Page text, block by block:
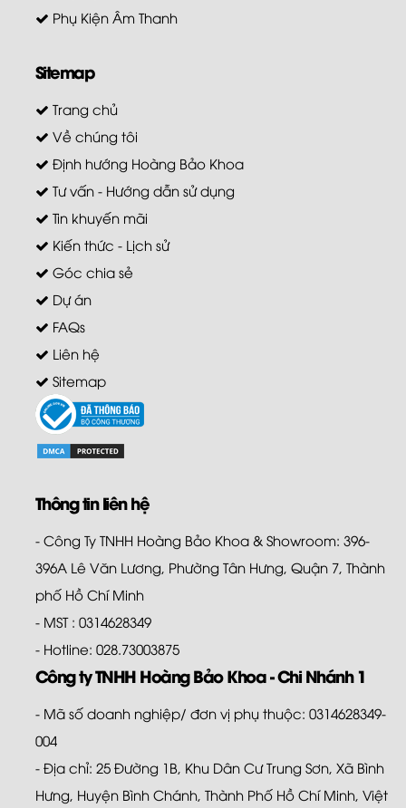
Phụ Kiện Âm Thanh
Sitemap
Trang chủ
Về chúng tôi
Định hướng Hoàng Bảo Khoa
Tư vấn - Hướng dẫn sử dụng
Tin khuyến mãi
Kiến thức - Lịch sử
Góc chia sẻ
Dự án
FAQs
Liên hệ
Sitemap
Thông tin liên hệ
- Công Ty TNHH Hoàng Bảo Khoa & Showroom: 396-
396A Lê Văn Lương, Phường Tân Hưng, Quận 7, Thành
phố Hồ Chí Minh
- MST : 0314628349
- Hotline: 028.73003875
Công ty TNHH Hoàng Bảo Khoa - Chi Nhánh 1
- Mã số doanh nghiệp/ đơn vị phụ thuộc: 0314628349-
004
- Địa chỉ: 25 Đường 1B, Khu Dân Cư Trung Sơn, Xã Bình
Hưng, Huyện Bình Chánh, Thành Phố Hồ Chí Minh, Việt